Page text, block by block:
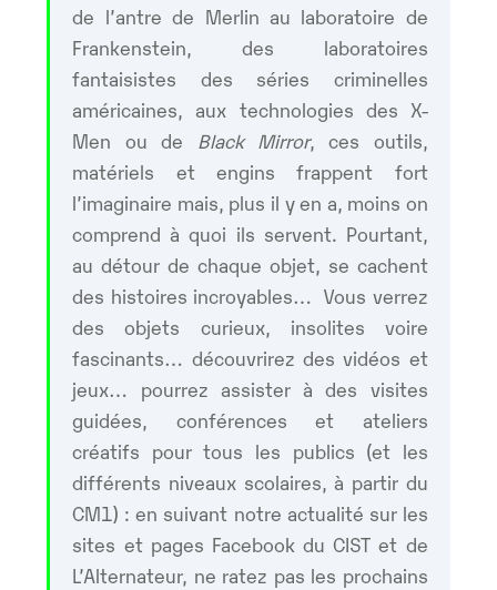
de l’antre de Merlin au laboratoire de
Frankenstein, des laboratoires
fantaisistes des séries criminelles
américaines, aux technologies des X-
Men ou de Black Mirror, ces outils,
matériels et engins frappent fort
l’imaginaire mais, plus il y en a, moins on
comprend à quoi ils servent. Pourtant,
au détour de chaque objet, se cachent
des histoires incroyables… Vous verrez
des objets curieux, insolites voire
fascinants… découvrirez des vidéos et
jeux… pourrez assister à des visites
guidées, conférences et ateliers
créatifs pour tous les publics (et les
différents niveaux scolaires, à partir du
CM1) : en suivant notre actualité sur les
sites et pages Facebook du CIST et de
L’Alternateur, ne ratez pas les prochains